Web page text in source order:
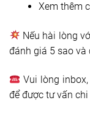
Xem thêm
Nếu hài lòng
đánh giá 5 sao và
Vui lòng
để được tư vấn